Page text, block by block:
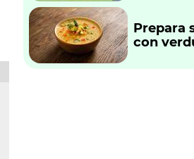
Prepara
con